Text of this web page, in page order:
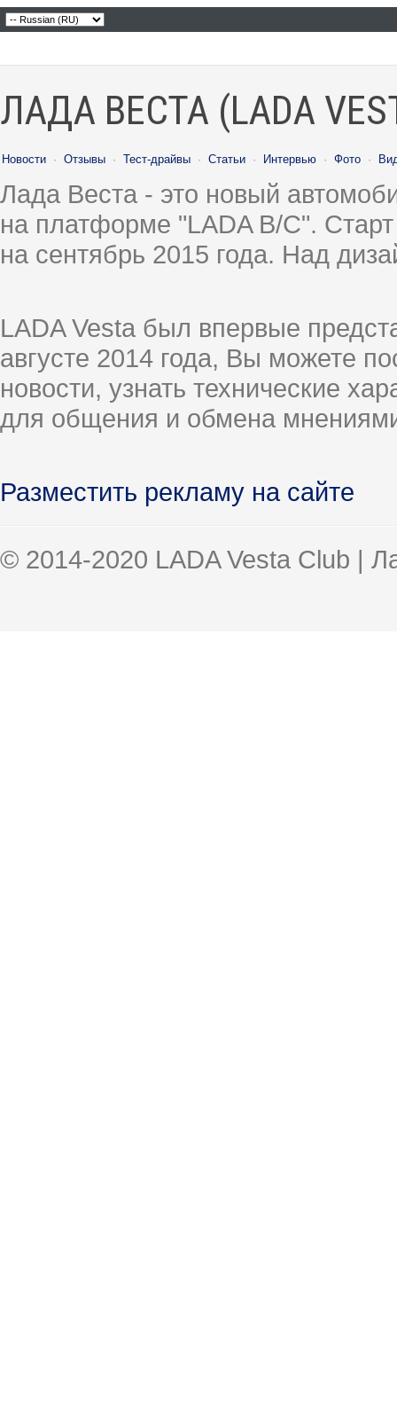
ЛАДА ВЕСТА (LADA
Новости · Отзывы · Тест-драйвы · Статьи · Интервью · Фото ·
Лада Веста - это новый
на платформе "LADA B/C".
на сентябрь 2015 года. Над
LADA Vesta был впервые
августе 2014 года, Вы можете
новости, узнать технические
для общения и обмена
Разместить рекламу на сайте
© 2014-2020 LADA Vesta Club |